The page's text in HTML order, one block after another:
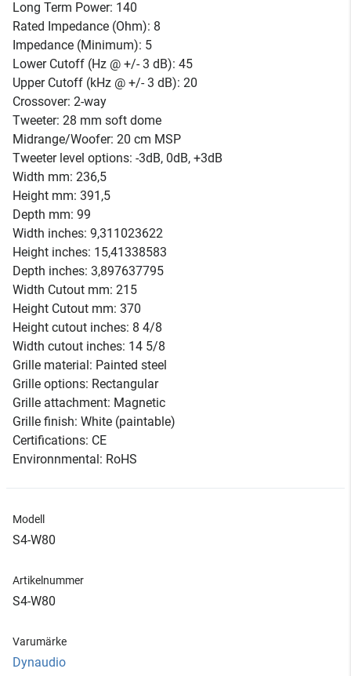
Long Term Power: 140
Rated Impedance (Ohm): 8
Impedance (Minimum): 5
Lower Cutoff (Hz @ +/- 3 dB): 45
Upper Cutoff (kHz @ +/- 3 dB): 20
Crossover: 2-way
Tweeter: 28 mm soft dome
Midrange/Woofer: 20 cm MSP
Tweeter level options: -3dB, 0dB, +3dB
Width mm: 236,5
Height mm: 391,5
Depth mm: 99
Width inches: 9,311023622
Height inches: 15,41338583
Depth inches: 3,897637795
Width Cutout mm: 215
Height Cutout mm: 370
Height cutout inches: 8 4/8
Width cutout inches: 14 5/8
Grille material: Painted steel
Grille options: Rectangular
Grille attachment: Magnetic
Grille finish: White (paintable)
Certifications: CE
Environnmental: RoHS
Modell
S4-W80
Artikelnummer
S4-W80
Varumärke
Dynaudio